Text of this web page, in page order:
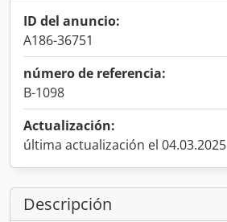
ID del anuncio:
A186-36751
número de referencia:
B-1098
Actualización:
última actualización el 04.03.2025
Descripción